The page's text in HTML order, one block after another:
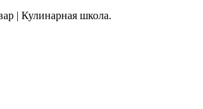
| Кулинарная школа.